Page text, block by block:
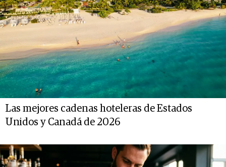
Las mejores cadenas hoteleras de Estados
Unidos y Canadá de 2026